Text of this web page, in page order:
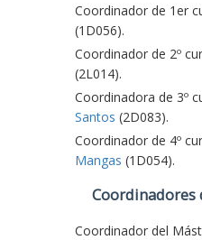
Coordinador de 1er
(1D056).
Coordinador de 2º
(2L014).
Coordinadora de 3º
Santos (2D083).
Coordinador de 4º
Mangas (1D054).
Coordinadores
Coordinador del